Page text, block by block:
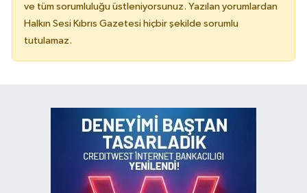
ve tüm sorumluluğu üstleniyorsunuz. Yazılan yorumlardan
Halkın Sesi Kıbrıs Gazetesi hiçbir şekilde sorumlu
tutulamaz.